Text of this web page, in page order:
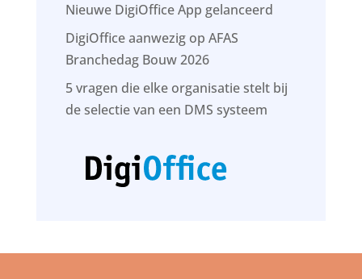
Nieuwe DigiOffice App gelanceerd
DigiOffice aanwezig op AFAS
Branchedag Bouw 2026
5 vragen die elke organisatie stelt bij
de selectie van een DMS systeem